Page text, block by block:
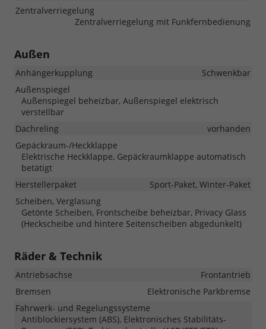
Zentralverriegelung
Zentralverriegelung mit Funkfernbedienung
Außen
Anhängerkupplung
Schwenkbar
Außenspiegel
Außenspiegel beheizbar, Außenspiegel elektrisch
verstellbar
Dachreling
vorhanden
Gepäckraum-/Heckklappe
Elektrische Heckklappe, Gepäckraumklappe automatisch
betätigt
Herstellerpaket
Sport-Paket, Winter-Paket
Scheiben, Verglasung
Getönte Scheiben, Frontscheibe beheizbar, Privacy Glass
(Heckscheibe und hintere Seitenscheiben abgedunkelt)
Räder & Technik
Antriebsachse
Frontantrieb
Bremsen
Elektronische Parkbremse
Fahrwerk- und Regelungssysteme
Antiblockiersystem (ABS), Elektronisches Stabilitäts-